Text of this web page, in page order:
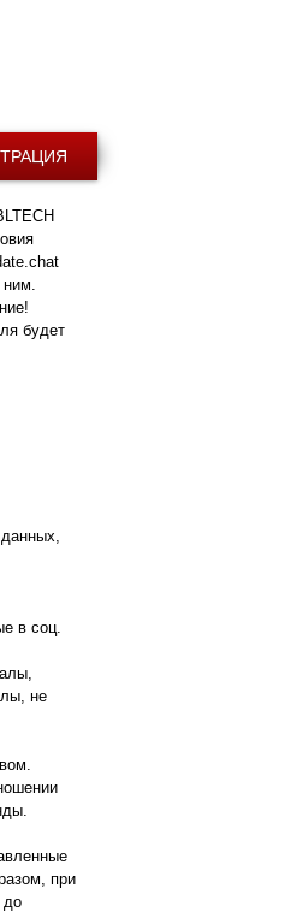
ним.
будет
в соц.
не
при
до